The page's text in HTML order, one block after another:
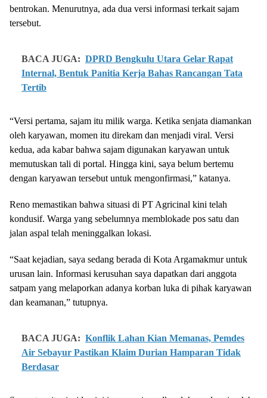
bentrokan. Menurutnya, ada dua versi informasi terkait sajam
tersebut.
BACA JUGA: DPRD Bengkulu Utara Gelar Rapat
Internal, Bentuk Panitia Kerja Bahas Rancangan Tata
Tertib
“Versi pertama, sajam itu milik warga. Ketika senjata diamankan
oleh karyawan, momen itu direkam dan menjadi viral. Versi
kedua, ada kabar bahwa sajam digunakan karyawan untuk
memutuskan tali di portal. Hingga kini, saya belum bertemu
dengan karyawan tersebut untuk mengonfirmasi,” katanya.
Reno memastikan bahwa situasi di PT Agricinal kini telah
kondusif. Warga yang sebelumnya memblokade pos satu dan
jalan aspal telah meninggalkan lokasi.
“Saat kejadian, saya sedang berada di Kota Argamakmur untuk
urusan lain. Informasi kerusuhan saya dapatkan dari anggota
satpam yang melaporkan adanya korban luka di pihak karyawan
dan keamanan,” tutupnya.
BACA JUGA: Konflik Lahan Kian Memanas, Pemdes
Air Sebayur Pastikan Klaim Durian Hamparan Tidak
Berdasar